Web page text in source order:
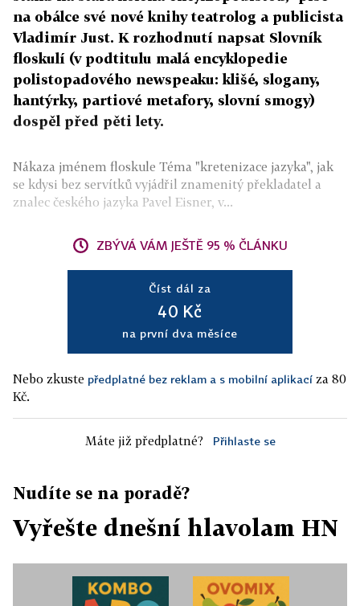
na obálce své nové knihy teatrolog a publicista
Vladimír Just. K rozhodnutí napsat Slovník
floskulí (v podtitulu malá encyklopedie
polistopadového newspeaku: klišé, slogany,
hantýrky, partiové metafory, slovní smogy)
dospěl před pěti lety.
Nákaza jménem floskule Téma "kretenizace jazyka", jak
se kdysi bez servítků vyjádřil znamenitý překladatel a
znalec českého jazyka Pavel Eisner, v...
ZBÝVÁ VÁM JEŠTĚ 95 % ČLÁNKU
Číst dál za
40 Kč
na první dva měsíce
Nebo zkuste předplatné bez reklam a s mobilní aplikací za 80
Kč.
Máte již předplatné? Přihlaste se
Nudíte se na poradě?
Vyřešte dnešní hlavolam HN